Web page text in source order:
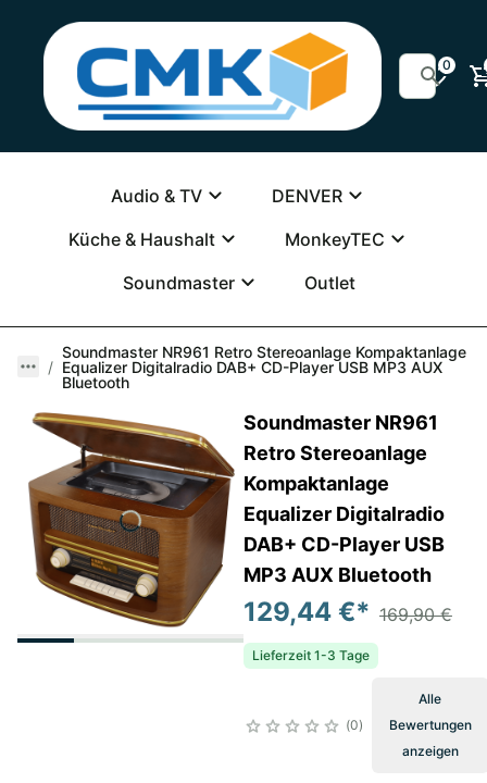
0
Audio & TV
DENVER
Küche & Haushalt
MonkeyTEC
Soundmaster
Outlet
Soundmaster NR961 Retro Stereoanlage Kompaktanlage
Equalizer Digitalradio DAB+ CD-Player USB MP3 AUX
Bluetooth
Soundmaster NR961
Retro Stereoanlage
Kompaktanlage
Equalizer Digitalradio
DAB+ CD-Player USB
MP3 AUX Bluetooth
129,44 €* 169,90 €
Lieferzeit 1-3 Tage
0
Alle
Bewertungen
anzeigen